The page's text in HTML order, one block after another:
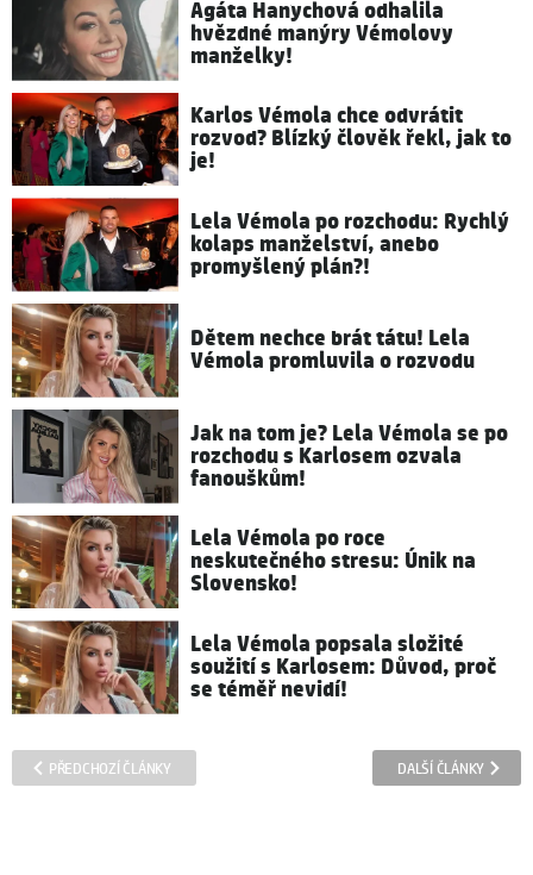
Agáta Hanychová odhalila
hvězdné manýry Vémolovy
manželky!
Karlos Vémola chce odvrátit
rozvod? Blízký člověk řekl, jak to
je!
Lela Vémola po rozchodu: Rychlý
kolaps manželství, anebo
promyšlený plán?!
Dětem nechce brát tátu! Lela
Vémola promluvila o rozvodu
Jak na tom je? Lela Vémola se po
rozchodu s Karlosem ozvala
fanouškům!
Lela Vémola po roce
neskutečného stresu: Únik na
Slovensko!
Lela Vémola popsala složité
soužití s Karlosem: Důvod, proč
se téměř nevidí!
PŘEDCHOZÍ ČLÁNKY DALŠÍ ČLÁNKY